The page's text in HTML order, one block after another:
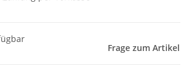
Frage zum Artikel